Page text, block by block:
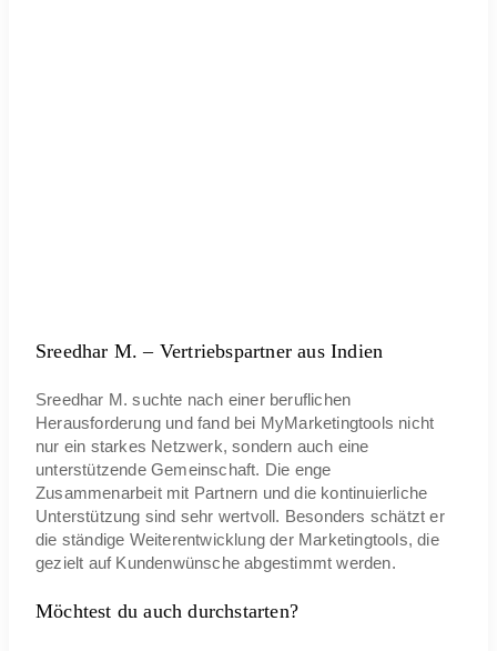
Sreedhar M. – Vertriebspartner aus Indien
Sreedhar M. suchte nach einer beruflichen
Herausforderung und fand bei MyMarketingtools nicht
nur ein starkes Netzwerk, sondern auch eine
unterstützende Gemeinschaft. Die enge
Zusammenarbeit mit Partnern und die kontinuierliche
Unterstützung sind sehr wertvoll. Besonders schätzt er
die ständige Weiterentwicklung der Marketingtools, die
gezielt auf Kundenwünsche abgestimmt werden.
Möchtest du auch durchstarten?